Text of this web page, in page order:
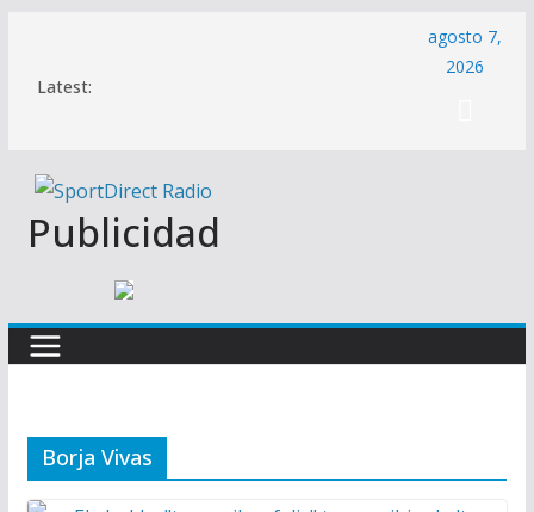
contenido
Latest:
agosto 7,
2026
Publicidad
Borja Vivas